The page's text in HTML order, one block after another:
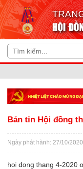
HỘI
Bản tin Hội đồng
Ngày phát hành: 27/10/2020
hoi dong thang 4-2020